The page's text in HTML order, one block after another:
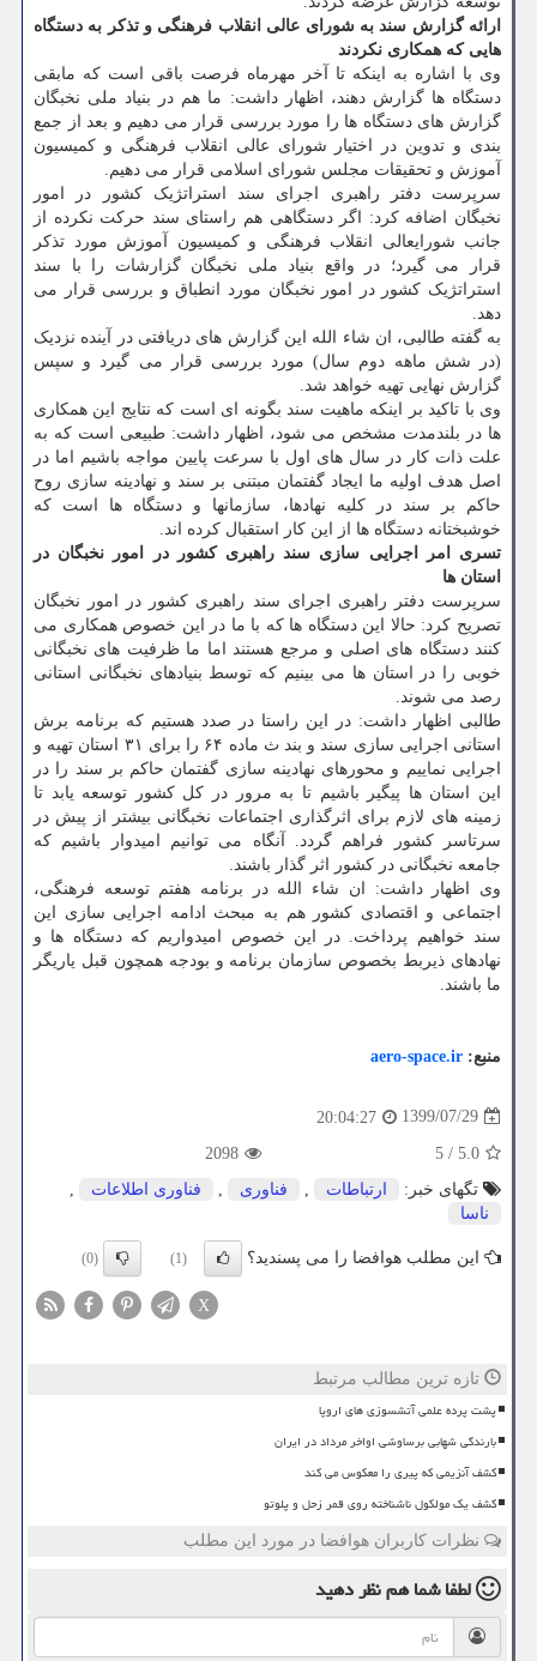
ارائه گزارش سند به شورای عالی انقلاب فرهنگی و تذکر به دستگاه
هایی که همکاری نکردند
وی با اشاره به اینکه تا آخر مهرماه فرصت باقی است که مابقی
دستگاه ها گزارش دهند، اظهار داشت: ما هم در بنیاد ملی نخبگان
گزارش های دستگاه ها را مورد بررسی قرار می دهیم و بعد از جمع
بندی و تدوین در اختیار شورای عالی انقلاب فرهنگی و کمیسیون
آموزش و تحقیقات مجلس شورای اسلامی قرار می دهیم.
سرپرست دفتر راهبری اجرای سند استراتژیک کشور در امور
نخبگان اضافه کرد: اگر دستگاهی هم راستای سند حرکت نکرده از
جانب شورایعالی انقلاب فرهنگی و کمیسیون آموزش مورد تذکر
قرار می گیرد؛ در واقع بنیاد ملی نخبگان گزارشات را با سند
استراتژیک کشور در امور نخبگان مورد انطباق و بررسی قرار می
دهد.
به گفته طالبی، ان شاء الله این گزارش های دریافتی در آینده نزدیک
(در شش ماهه دوم سال) مورد بررسی قرار می گیرد و سپس
گزارش نهایی تهیه خواهد شد.
وی با تاکید بر اینکه ماهیت سند بگونه ای است که نتایج این همکاری
ها در بلندمدت مشخص می شود، اظهار داشت: طبیعی است که به
علت ذات کار در سال های اول با سرعت پایین مواجه باشیم اما در
اصل هدف اولیه ما ایجاد گفتمان مبتنی بر سند و نهادینه سازی روح
حاکم بر سند در کلیه نهادها، سازمانها و دستگاه ها است که
خوشبختانه دستگاه ها از این کار استقبال کرده اند.
تسری امر اجرایی سازی سند راهبری کشور در امور نخبگان در
استان ها
سرپرست دفتر راهبری اجرای سند راهبری کشور در امور نخبگان
تصریح کرد: حالا این دستگاه ها که با ما در این خصوص همکاری می
کنند دستگاه های اصلی و مرجع هستند اما ما ظرفیت های نخبگانی
خوبی را در استان ها می بینیم که توسط بنیادهای نخبگانی استانی
رصد می شوند.
طالبی اظهار داشت: در این راستا در صدد هستیم که برنامه برش
استانی اجرایی سازی سند و بند ث ماده ۶۴ را برای ۳۱ استان تهیه و
اجرایی نماییم و محورهای نهادینه سازی گفتمان حاکم بر سند را در
این استان ها پیگیر باشیم تا به مرور در کل کشور توسعه یابد تا
زمینه های لازم برای اثرگذاری اجتماعات نخبگانی بیشتر از پیش در
سرتاسر کشور فراهم گردد. آنگاه می توانیم امیدوار باشیم که
جامعه نخبگانی در کشور اثر گذار باشند.
وی اظهار داشت: ان شاء الله در برنامه هفتم توسعه فرهنگی،
اجتماعی و اقتصادی کشور هم به مبحث ادامه اجرایی سازی این
سند خواهیم پرداخت. در این خصوص امیدواریم که دستگاه ها و
نهادهای ذیربط بخصوص سازمان برنامه و بودجه همچون قبل یاریگر
ما باشند.
منبع: aero-space.ir
1399/07/29
20:04:27
5.0
/
5
2098
تگهای خبر:
ارتباطات , فناوری , فناوری اطلاعات
,
ناسا
این مطلب هوافضا را می پسندید؟ (1)
(0)
X
تازه ترین مطالب مرتبط
پشت پرده علمی آتشسوزی های اروپا
بارندگی شهابی برساوشی اواخر مرداد در ایران
کشف آنزیمی که پیری را معکوس می کند
کشف یک مولکول ناشناخته روی قمر زحل و پلوتو
نظرات کاربران هوافضا در مورد این مطلب
لطفا شما همنظر دهید